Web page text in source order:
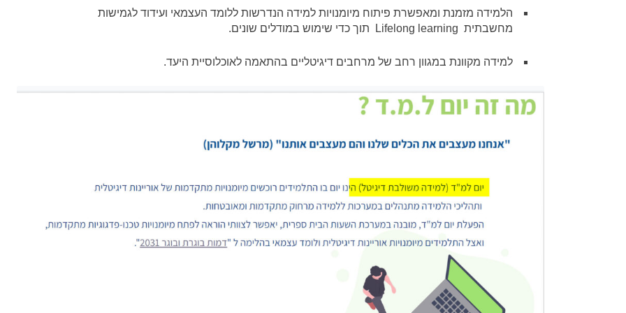
הלמידה מזמנת ומאפשרת פיתוח מיומנויות למידה הנדרשות ללומד העצמאי ועידוד לגמישות
מחשבתית Lifelong learning תוך כדי שימוש במודלים שונים.
למידה מקוונת במגוון רחב של מרחבים דיגיטליים בהתאמה לאוכלוסיית היעד.